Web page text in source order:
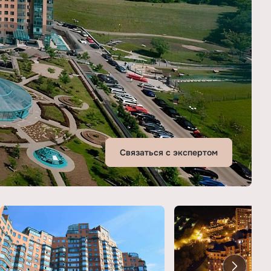
Связаться с экспертом